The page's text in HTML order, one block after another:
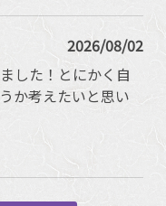
2026/08/02
した！とにかく自
か考えたいと思い